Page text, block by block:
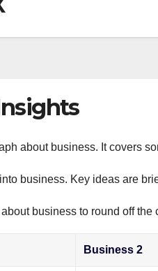
about business. It covers
business. Key ideas are
business to round off the
Business 2